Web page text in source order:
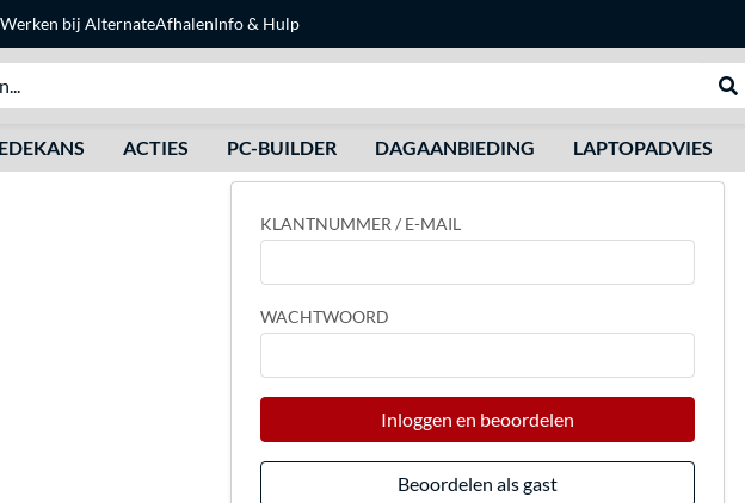
Werken bij AlternateAfhalenInfo & Hulp
ACTIES PC-BUILDER DAGAANBIEDING LAPTOPADVIES
KLANTNUMMER / E-MAIL
WACHTWOORD
Inloggen en beoordelen
Beoordelen als gast